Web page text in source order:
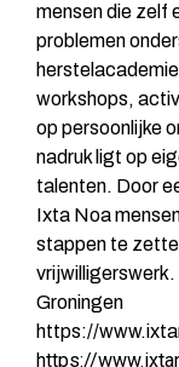
mensen die zelf
problemen
workshops,
op persoonlijke
nadruk ligt op
talenten. Door
Ixta Noa
stappen te
vrijwilligerswerk.
Groningen
https://
https://